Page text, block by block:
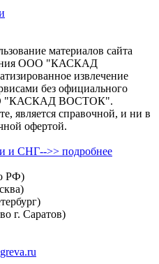
материалов сайта
ООО "КАСКАД
извлечение
без официального
"КАСКАД ВОСТОК".
является справочной, и ни в
офертой.
и СНГ-->> подробнее
РФ)
г. Саратов)